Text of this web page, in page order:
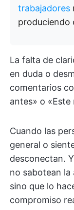
trabajadores
produciendo
La falta de
en duda o
comentarios
antes» o «Este
Cuando las
general o
desconectan.
no sabotean la
sino que lo
compromiso